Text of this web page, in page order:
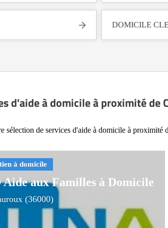
DOMICILE
d'aide à domicile à proximité de
sélection de services d'aide à domicile à proximité
Aide aux Familles à Domicile
(36000)